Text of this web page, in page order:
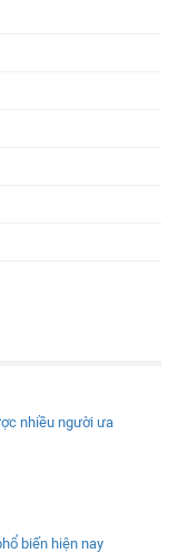
nhiều người ưa
biến hiện nay